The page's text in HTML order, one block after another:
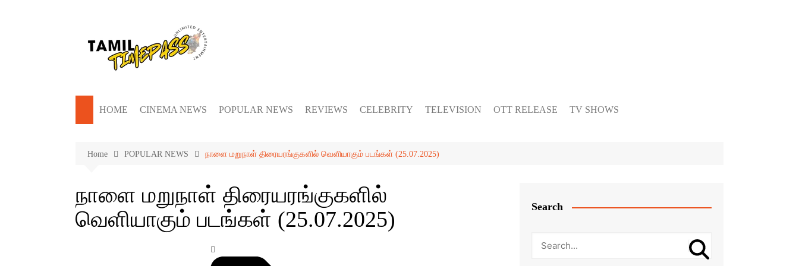
HOME CINEMA NEWS POPULAR NEWS REVIEWS CELEBRITY TELEVISION OTT RELEASE TV SHOWS
Home POPULAR NEWS நாளை மறுநாள் திரையரங்குகளில் வெளியாகும் படங்கள் (25.07.2025)
நாளை மறுநாள் திரையரங்குகளில்
வெளியாகும் படங்கள் (25.07.2025)
Search